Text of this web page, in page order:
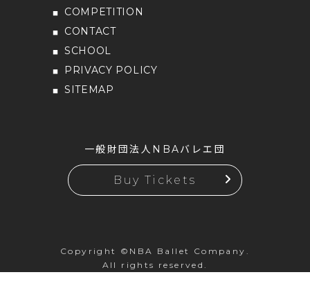
COMPETITION
CONTACT
SCHOOL
PRIVACY POLICY
SITEMAP
一般財団法人NBAバレエ団
Buy Tickets
Copyright ©NBA Ballet Company.
All rights reserved.